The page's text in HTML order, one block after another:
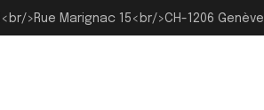
>Rue Marignac 15<br/>CH-1206 Genève